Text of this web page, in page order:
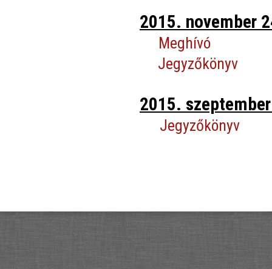
2015. november
Meghívó
Jegyzőkönyv
2015.
Jegyzőkönyv